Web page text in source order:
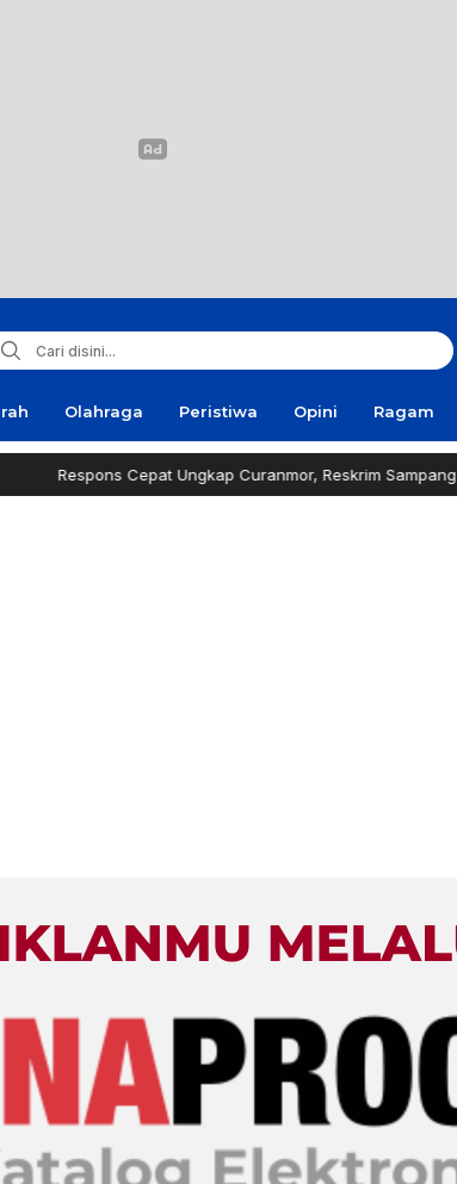
Olahraga Peristiwa Opini Ragam
Cepat Ungkap Curanmor, Reskrim Sampang Tuai Apresiasi